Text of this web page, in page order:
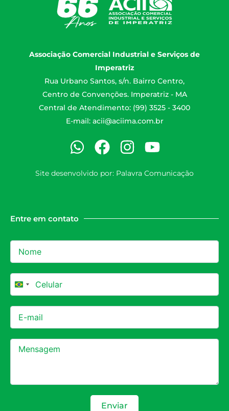
Associação Comercial Industrial e Serviços de
Imperatriz
Rua Urbano Santos, s/n. Bairro Centro,
Centro de Convenções. Imperatriz - MA
Central de Atendimento: (99) 3525 - 3400
E-mail: acii@aciima.com.br
Site desenvolvido por: Palavra Comunicação
Entre em contato
Brazil +55
Enviar